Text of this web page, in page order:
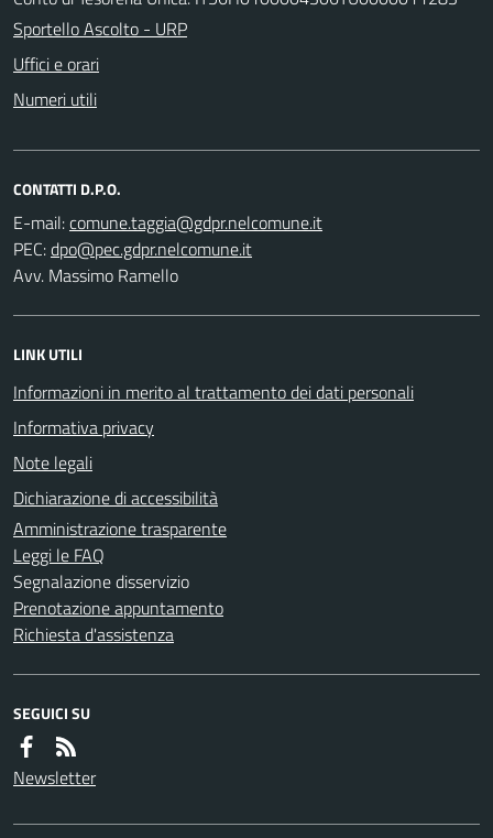
Sportello Ascolto - URP
Uffici e orari
Numeri utili
CONTATTI D.P.O.
E-mail:
PEC:
Avv. Massimo Ramello
LINK UTILI
Informazioni in merito al trattamento dei dati personali
Informativa privacy
Note legali
Dichiarazione di accessibilità
Amministrazione trasparente
Leggi le FAQ
Segnalazione disservizio
Prenotazione appuntamento
Richiesta d'assistenza
SEGUICI SU
Newsletter